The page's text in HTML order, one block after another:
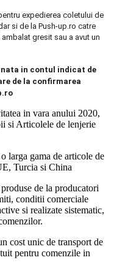
expedierea coletului de
si de la Push-up.ro catre
gresit sau a avut un
in contul indicat de
de la confirmarea
in vara anului 2020,
si Articolele de lenjerie
larga gama de articole de
Turcia si China
de la producatori
conditii comerciale
si realizate sistematic,
cost unic de transport de
pentru comenzile in